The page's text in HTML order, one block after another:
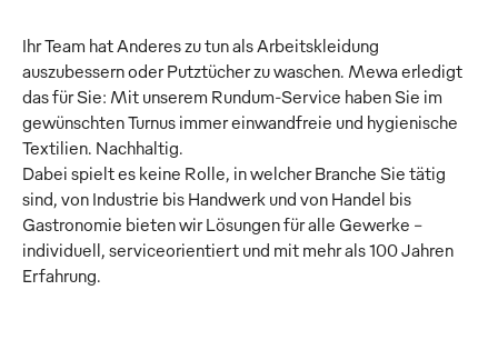
Ihr Team hat Anderes zu tun als Arbeitskleidung
auszubessern oder Putztücher zu waschen. Mewa erledigt
das für Sie: Mit unserem Rundum-Service haben Sie im
gewünschten Turnus immer einwandfreie und hygienische
Textilien. Nachhaltig.
Dabei spielt es keine Rolle, in welcher Branche Sie tätig
sind, von Industrie bis Handwerk und von Handel bis
Gastronomie bieten wir Lösungen für alle Gewerke –
individuell, serviceorientiert und mit mehr als 100 Jahren
Erfahrung.